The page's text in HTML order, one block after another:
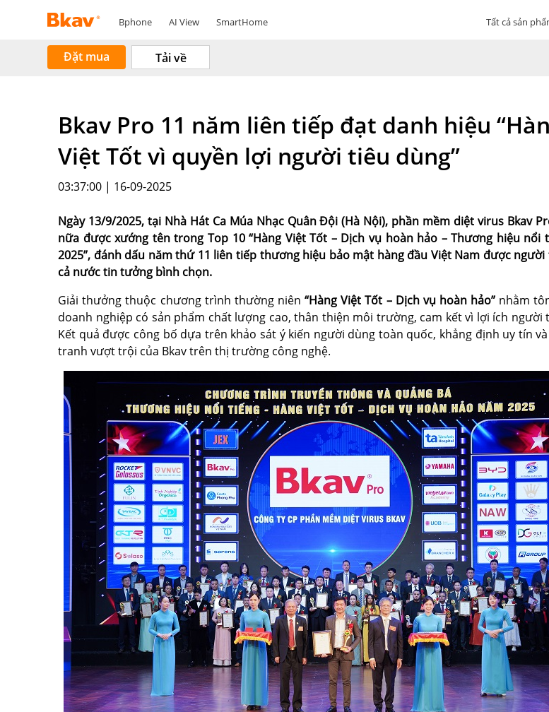
Bphone AI View SmartHome Tất cả sản
Đặt mua Tải về
Bkav Pro 11 năm liên tiếp đạt danh hiệu
Việt Tốt vì quyền lợi người tiêu dùng”
03:37:00 | 16-09-2025
Ngày 13/9/2025, tại Nhà Hát Ca Múa Nhạc Quân Đội (Hà Nội), phần mềm diệt virus Bkav
nữa được xướng tên trong Top 10 “Hàng Việt Tốt – Dịch vụ hoàn hảo – Thương hiệu nổi
2025”, đánh dấu năm thứ 11 liên tiếp thương hiệu bảo mật hàng đầu Việt Nam được
cả nước tin tưởng bình chọn.
Giải thưởng thuộc chương trình thường niên“Hàng Việt Tốt – Dịch vụ hoàn hảo” nhằm
doanh nghiệp có sản phẩm chất lượng cao, thân thiện môi trường, cam kết vì lợi ích người
Kết quả được công bố dựa trên khảo sát ý kiến người dùng toàn quốc, khẳng định uy tín
tranh vượt trội của Bkav trên thị trường công nghệ.